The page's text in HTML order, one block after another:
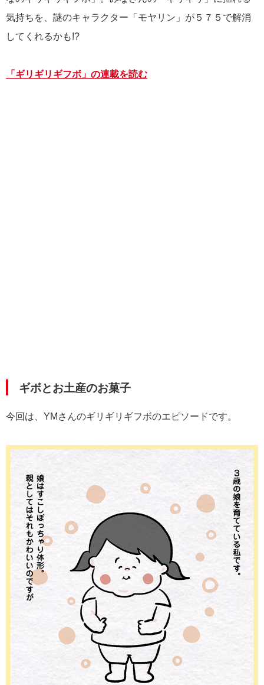
気持ちを、謎のキャラクター「モヤリン」が５７５で解消
してくれるかも!?
「ギリギリギフボ」の連載を読む
ギボとお土産のお菓子
今回は、YMさんのギリギリギフボのエピソードです。